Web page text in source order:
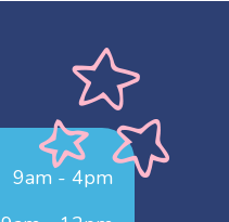
9am - 4pm